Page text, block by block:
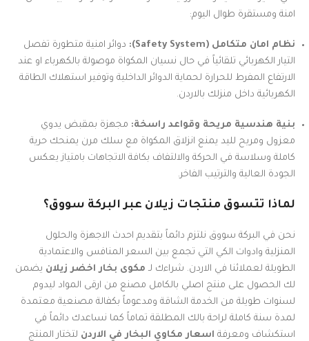
امنة ومستقرة طوال اليوم:
نظام امان متكامل (Safety System):
دوائر امنية متطورة تفصل
التيار الكهربائي تلقائياً في حال نسيان المكواة موصولة بالكهرباء او عند
الارتفاع المفرط للحرارة لحماية الدوائر الداخلية وتوفير استهلاك الطاقة
الكهربائية داخل منزلك بالاردن.
بنية هندسية مريحة وقواعد راسخة: مجهزة بمقبض يدوي
معزول ومريح لليد يمنع انزلاق المكواة مع سلك مرن يمنحك حرية
كاملة وسلاسة في الحركة والالتفاف بكافة الاتجاهات بامتياز يعكس
الجودة العالية والترتيب الفاخر.
لماذا تتسوق منتجات زيلان عبر البركة سووق؟
نحن في البركة سووق نلتزم دائماً بتقديم احدث الاجهزة والحلول
المنزلية وادوات الكي التي تجمع بين السعر المنافس والاعتمادية
الطويلة لعملائنا في الاردن. شراءك لـ مكوى بخار اخضر زيلان يضمن
لك الحصول على منتج اصلي بالكامل مصنع من ارقى المواد ليدوم
لسنوات طويلة من الخدمة الشاقة ومدعوماً بكفالة مصنعية معتمدة
لمدة سنة كاملة لراحة بالك المطلقة تماماً كما نساعدك دائماً في
استكشاف ومعرفة اسعار مكاوي البخار في الاردن لتختار المنتج